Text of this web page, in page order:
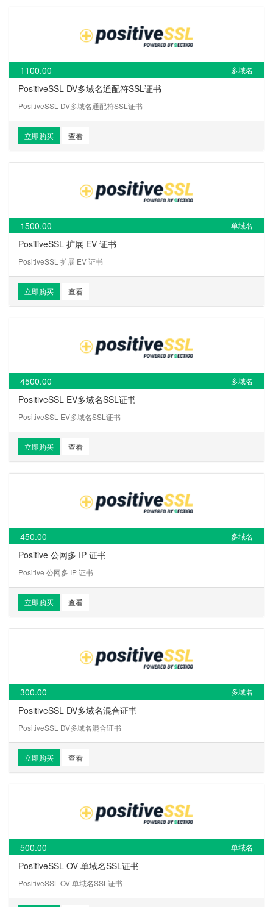
1100.00 多域名
PositiveSSL DV多域名通配符SSL证书
PositiveSSL DV多域名通配符SSL证书
立即购买 查看
1500.00 单域名
PositiveSSL 扩展 EV 证书
PositiveSSL 扩展 EV 证书
立即购买 查看
4500.00 多域名
PositiveSSL EV多域名SSL证书
PositiveSSL EV多域名SSL证书
立即购买 查看
450.00 多域名
Positive 公网多 IP 证书
Positive 公网多 IP 证书
立即购买 查看
300.00 多域名
PositiveSSL DV多域名混合证书
PositiveSSL DV多域名混合证书
立即购买 查看
500.00 单域名
PositiveSSL OV 单域名SSL证书
PositiveSSL OV 单域名SSL证书